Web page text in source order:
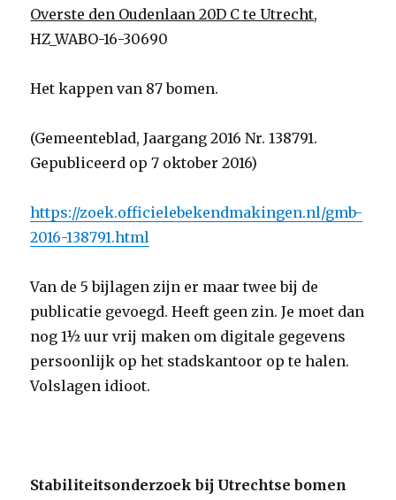
Overste den Oudenlaan 20D C te Utrecht,
HZ_WABO-16-30690
Het kappen van 87 bomen.
(Gemeenteblad, Jaargang 2016 Nr. 138791.
Gepubliceerd op 7 oktober 2016)
https://zoek.officielebekendmakingen.nl/gmb-
2016-138791.html
Van de 5 bijlagen zijn er maar twee bij de
publicatie gevoegd. Heeft geen zin. Je moet dan
nog 1½ uur vrij maken om digitale gegevens
persoonlijk op het stadskantoor op te halen.
Volslagen idioot.
Stabiliteitsonderzoek bij Utrechtse bomen